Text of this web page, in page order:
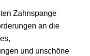
Zahnspange
an die
und unschöne